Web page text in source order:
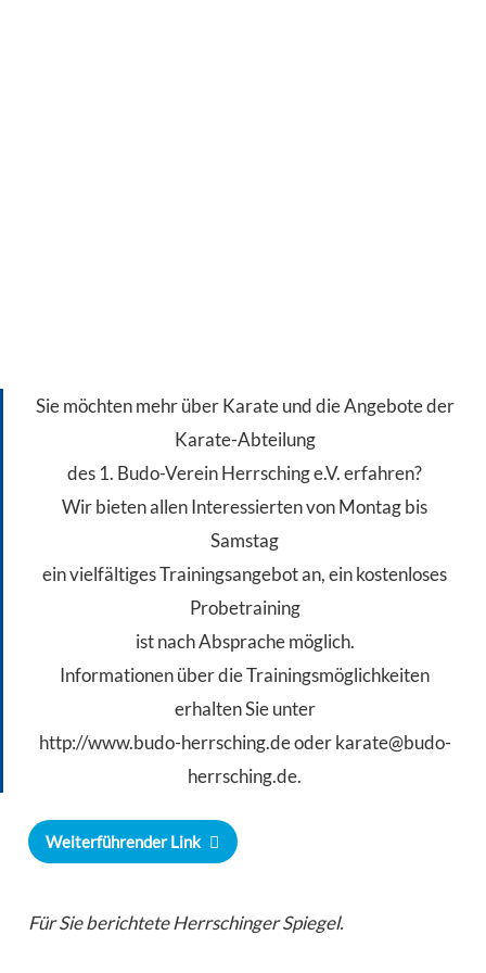
Sie möchten mehr über Karate und die Angebote der
Karate-Abteilung
des 1. Budo-Verein Herrsching e.V. erfahren?
Wir bieten allen Interessierten von Montag bis
Samstag
ein vielfältiges Trainingsangebot an, ein kostenloses
Probetraining
ist nach Absprache möglich.
Informationen über die Trainingsmöglichkeiten
erhalten Sie unter
http://www.budo-herrsching.de oder karate@budo-
herrsching.de.
Weiterführender Link
Für Sie berichtete Herrschinger Spiegel.